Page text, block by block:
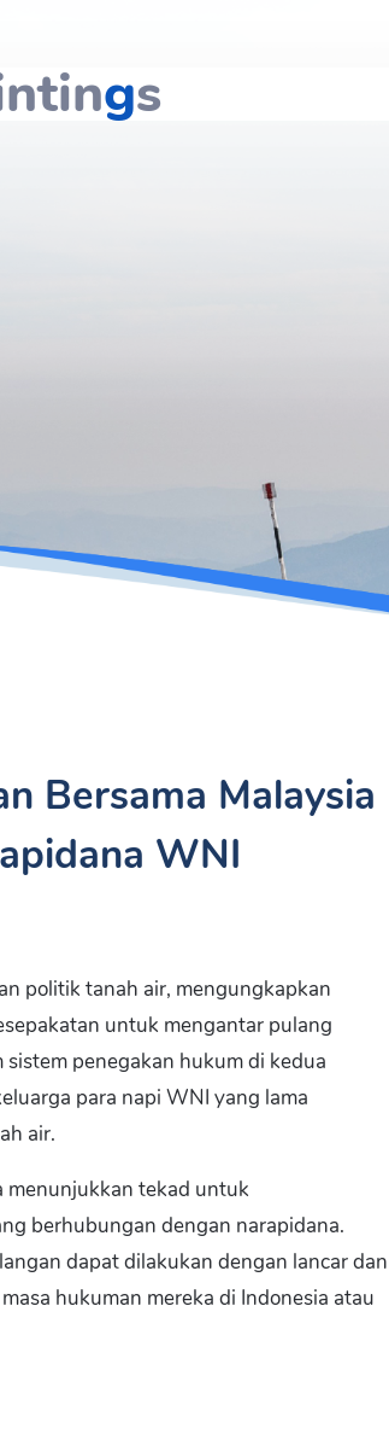
gs
Bersama Malaysia
WNI
politik tanah air, mengungkapkan
untuk mengantar pulang
penegakan hukum di kedua
para napi WNI yang lama
air.
menunjukkan tekad untuk
berhubungan dengan narapidana.
dapat dilakukan dengan lancar dan
hukuman mereka di Indonesia atau